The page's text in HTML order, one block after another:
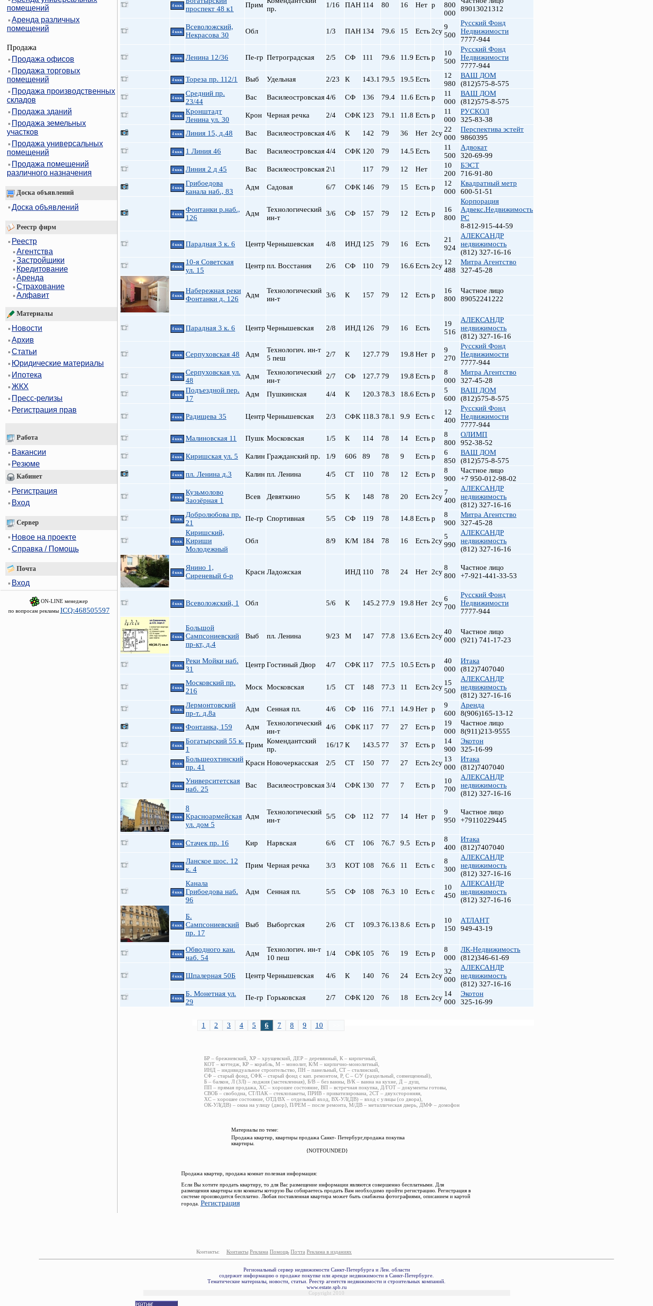
помещений
Аренда различных
помещений
Продажа
Продажа офисов
Продажа торговых
помещений
Продажа производственных
складов
Продажа зданий
Продажа земельных
участков
Продажа универсальных
помещений
Продажа помещений
различного назначения
Доска объявлений
Доска объявлений
Реестр фирм
Реестр
Агентства
Застройщики
Кредитование
Аренда
Страхование
Алфавит
Материалы
Новости
Архив
Статьи
Юридические материалы
Ипотека
ЖКХ
Пресс-релизы
Регистрация прав
Работа
Вакансии
Резюме
Кабинет
Регистрация
Вход
Сервер
Новое на проекте
Справка / Помощь
Почта
Вход
ON-LINE менеджер
по вопросам рекламы ICQ:468505597
Сталинский
Маяковская
Нарвская
Новочеркасская
Обухово
Парнас
Пионерская
пл. Ленина
Политехническая
пр. Ветеранов
Пролетарская
Рыбацкое
Сенная пл.
Технологический ин-т
Чкаловская
4 ккв.
проспект 48 к1
Прим пр.
1/16 ПАН 114 80 16 Нет р
800
000
89013021312
4 ккв.
Всеволожский,
Некрасова 30
Обл 1/3 ПАН 134 79.6 15 Есть 2су
9
500
Русский Фонд
Недвижимости
7777-944
4 ккв. Ленина 12/36 Пе-гр Петроградская 2/5 СФ 111 79.6 11.9 Естьр
10
500
Русский Фонд
Недвижимости
7777-944
4 ккв. Тореза пр. 112/1 Выб Удельная 2/23 К 143.1 79.5 19.5 Есть
12
980
ВАШ ДОМ
(812)575-8-575
4 ккв.
Средний пр.
23/44
Вас Василеостровская4/6 СФ 136 79.4 11.6 Естьр
11
000
ВАШ ДОМ
(812)575-8-575
4 ккв.
Кронштадт
Ленина ул. 30
Крон Черная речка 2/4 СФК 123 79.1 11.8 Естьр
11
000
РУСКОЛ
325-83-38
4 ккв. Линия 15, д.48 Вас Василеостровская4/6 К 142 79 36 Нет 2су 22
000
Перспектива эстейт
9860395
4 ккв. 1 Линия 46 Вас Василеостровская4/4 СФК 120 79 14.5 Есть
11
500
Адвокат
320-69-99
4 ккв. Линия 2 д 45 Вас Василеостровская 2\1 117 79 12 Нет
10
200
БЭСТ
716-91-80
4 ккв.
Грибоедова
канала наб., 83
Адм Садовая 6/7 СФК 146 79 15 Естьр
12
000
Квадратный метр
600-51-51
4 ккв.
Фонтанки р.наб.,
126
Адм
Технологический
ин-т
3/6 СФ 157 79 12 Естьр
16
800
Корпорация
Адвекс.Недвижимость
РС
8-812-915-44-59
4 ккв. Парадная 3 к. 6 Центр Чернышевская 4/8 ИНД 125 79 16 Есть
21
924
АЛЕКСАНДР
недвижимость
(812) 327-16-16
4 ккв.
10-я Советская
ул. 15
Центр пл. Восстания 2/6 СФ 110 79 16.6 Есть 2су 12
488
Митра Агентство
327-45-28
4 ккв.
Набережная реки
Фонтанки д. 126
Адм
Технологический
ин-т
3/6 К 157 79 12 Естьр
16
800
Частное лицо
89052241222
4 ккв. Парадная 3 к. 6 Центр Чернышевская 2/8 ИНД 126 79 16 Есть
19
516
АЛЕКСАНДР
недвижимость
(812) 327-16-16
4 ккв. Серпуховская 48 Адм
Технологич. ин-т
5 пеш
2/7 К 127.7 79 19.8 Нет р
9
270
Русский Фонд
Недвижимости
7777-944
4 ккв.
Серпуховская ул.
48
Адм
Технологический
ин-т
2/7 СФ 127.7 79 19.8 Естьр
8
000
Митра Агентство
327-45-28
4 ккв.
Подъездной пер.
17
Адм Пушкинская 4/4 К 120.3 78.3 18.6 Естьр
5
600
ВАШ ДОМ
(812)575-8-575
4 ккв. Радищева 35 Центр Чернышевская 2/3 СФК 118.3 78.1 9.9 Естьс
12
400
Русский Фонд
Недвижимости
7777-944
4 ккв. Малиновская 11 Пушк Московская 1/5 К 114 78 14 Естьр
8
800
ОЛИМП
952-38-52
4 ккв. Киришская ул. 5 Калин Гражданский пр. 1/9 606 89 78 9 Естьр
6
850
ВАШ ДОМ
(812)575-8-575
4 ккв. пл. Ленина д.3 Калин пл. Ленина 4/5 СТ 110 78 12 Естьр
8
900
Частное лицо
+7 950-012-98-02
4 ккв.
Кузьмолово
Заозёрная 1
Всев Девяткино 5/5 К 148 78 20 Есть 2су
7
400
АЛЕКСАНДР
недвижимость
(812) 327-16-16
4 ккв.
Добролюбова пр.
21
Пе-гр Спортивная 5/5 СФ 119 78 14.8 Естьр
8
900
Митра Агентство
327-45-28
4 ккв.
Киришский,
Кириши
Молодежный
Обл 8/9 К/М 184 78 16 Есть 2су
5
990
АЛЕКСАНДР
недвижимость
(812) 327-16-16
4 ккв.
Янино 1,
Сиреневый б-р
Красн Ладожская ИНД 110 78 24 Нет 2су
8
800
Частное лицо
+7-921-441-33-53
4 ккв. Всеволожский, 1 Обл 5/6 К 145.2 77.9 19.8 Нет 2су
6
700
Русский Фонд
Недвижимости
7777-944
4 ккв.
Большой
Сампсониевский
пр-кт, д.4
Выб пл. Ленина 9/23 М 147 77.8 13.6 Есть 2су
40
000
Частное лицо
(921) 741-17-23
4 ккв.
Реки Мойки наб.
31
Центр Гостиный Двор 4/7 СФК 117 77.5 10.5 Естьр
40
000
Итака
(812)7407040
4 ккв.
Московский пр.
216
Моск Московская 1/5 СТ 148 77.3 11 Есть 2су
15
500
АЛЕКСАНДР
недвижимость
(812) 327-16-16
4 ккв.
Лермонтовский
пр-т. д.8а
Адм Сенная пл. 4/6 СФ 116 77.1 14.9 Нет р
9
600
Аренда
8(906)165-13-12
4 ккв. Фонтанка, 159 Адм
Технологический
ин-т
4/6 СФК 117 77 27 Естьр
19
000
Частное лицо
8(911)213-9555
4 ккв.
Богатырский 55 к.
1
Прим Комендантский
пр.
16/17 К 143.5 77 37 Естьр
14
900
Экотон
325-16-99
4 ккв.
Большеохтинский
пр. 41
Красн Новочеркасская 2/5 СТ 150 77 27 Есть 2су 13
000
Итака
(812)7407040
4 ккв.
Университетская
наб. 25
Вас Василеостровская3/4 СФК 130 77 7 Естьр
10
700
АЛЕКСАНДР
недвижимость
(812) 327-16-16
4 ккв.
8
Красноармейская
ул. дом 5
Адм
Технологический
ин-т
5/5 СФ 112 77 14 Нет р
9
950
Частное лицо
+79110229445
4 ккв. Стачек пр. 16 Кир Нарвская 6/6 СТ 106 76.7 9.5 Естьр
8
400
Итака
(812)7407040
4 ккв.
Ланское шос. 12
к. 4
Прим Черная речка 3/3 КОТ 108 76.6 11 Естьс
8
300
АЛЕКСАНДР
недвижимость
(812) 327-16-16
4 ккв.
Канала
Грибоедова наб.
96
Адм Сенная пл. 5/5 СФ 108 76.3 10 Естьс
10
450
АЛЕКСАНДР
недвижимость
(812) 327-16-16
4 ккв.
Б.
Сампсониевский
пр. 17
Выб Выборгская 2/6 СТ 109.3 76.13 8.6 Естьр
10
150
АТЛАНТ
949-43-19
4 ккв.
Обводного кан.
наб. 54
Адм
Технологич. ин-т
10 пеш
1/4 СФК 105 76 19 Естьр
8
000
ЛК-Недвижимость
(812)346-61-69
4 ккв. Шпалерная 50Б Центр Чернышевская 4/6 К 140 76 24 Есть 2су
32
000
АЛЕКСАНДР
недвижимость
(812) 327-16-16
4 ккв.
Б. Монетная ул.
29
Пе-гр Горьковская 2/7 СФК 120 76 18 Есть 2су 14
000
Экотон
325-16-99
1 2 3 4 5 6 7 8 9 10
БР – брежневский, ХР – хрущевский, ДЕР – деревянный, К – кирпичный,
КОТ – коттедж, КР – корабль, М – монолит, К/М – кирпично-монолитный,
ИНД – индивидуальное строительство, ПН – панельный, СТ – сталинский,
СФ – старый фонд, СФК – старый фонд с кап. ремонтом, Р, С – С/У (раздельный, совмещенный),
Б – балкон, Л (ЗЛ) – лоджия (застекленная), Б/В – без ванны, В/К – ванна на кухне, Д – душ,
ПП – прямая продажа, ХС – хорошее состояние, ВП – встречная покупка, Д/ГОТ – документы готовы,
СВОБ – свободна, СТ/ПАК – стеклопакеты, ПРИВ - приватизирована, 2СТ – двухсторонняя,
ХС – хорошее состояние, ОТД/ВХ – отдельный вход, ВХ-УЛ(ДВ) – вход с улицы (со двора),
ОК-УЛ(ДВ) – окна на улицу (двор), П/РЕМ – после ремонта, М/ДВ – металлическая дверь, ДМФ – домофон
Материалы по теме:
Продажа квартир, квартиры продажа Санкт- Петербург,продажа покупка
квартиры.
{NOTFOUNDED}
Продажа квартир, продажа комнат полезная информация:
Если Вы хотите продать квартиру, то для Вас размещение информации являются совершенно бесплатными. Для
размещения квартиры или комнаты которую Вы собираетесь продать Вам необходимо пройти регистрацию. Регистрация в
системе производится бесплатно. Любая поставленная квартира может быть снабжена фотографиями, описанием и картой
города. Регистрация
Контакты: Контакты Реклама Помощь Почта Реклама в изданиях
Региональный сервер недвижимости Санкт-Петербурга и Лен. области
содержит информацию о продаже покупке или аренде недвижимости в Санкт-Петербурге.
Тематические материалы, новости, статьи. Реестр агентств недвижимости и строительных компаний.
www.estate.spb.ru
Copyright 2010